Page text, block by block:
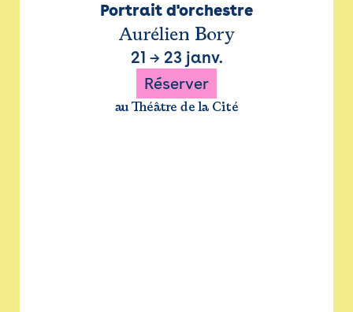
Portrait d'orchestre
Aurélien Bory
21 → 23 janv.
Réserver
au Théâtre de la Cité